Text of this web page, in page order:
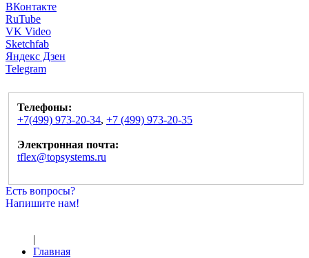
ВКонтакте
RuTube
VK Video
Sketchfab
Яндекс Дзен
Telegram
Телефоны:
+7(499) 973-20-34, +7 (499) 973-20-35
Электронная почта:
tflex@topsystems.ru
Есть вопросы?
Напишите нам!
|
Главная